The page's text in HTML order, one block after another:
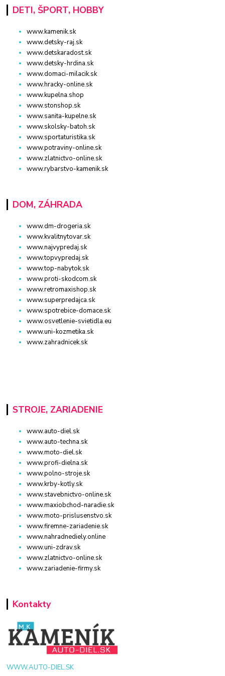
DETI, ŠPORT, HOBBY
www.kamenik.sk
www.detsky-raj.sk
www.detskaradost.sk
www.detsky-hrdina.sk
www.domaci-milacik.sk
www.hracky-online.sk
www.kupelna.shop
www.stonshop.sk
www.sanita-kupelne.sk
www.skolsky-batoh.sk
www.sportaturistika.sk
www.potraviny-online.sk
www.zlatnictvo-online.sk
www.rybarstvo-kamenik.sk
DOM, ZÁHRADA
www.dm-drogeria.sk
www.kvalitnytovar.sk
www.najvypredaj.sk
www.topvypredaj.sk
www.top-nabytok.sk
www.proti-skodcom.sk
www.retromaxishop.sk
www.superpredajca.sk
www.spotrebice-domace.sk
www.osvetlenie-svietidla.eu
www.uni-kozmetika.sk
www.zahradnicek.sk
STROJE, ZARIADENIE
www.auto-diel.sk
www.auto-techna.sk
www.moto-diel.sk
www.profi-dielna.sk
www.polno-stroje.sk
www.krby-kotly.sk
www.stavebnictvo-online.sk
www.maxiobchod-naradie.sk
www.moto-prislusenstvo.sk
www.firemne-zariadenie.sk
www.nahradnediely.online
www.uni-zdrav.sk
www.zlatnictvo-online.sk
www.zariadenie-firmy.sk
Kontakty
WWW.AUTO-DIEL.SK